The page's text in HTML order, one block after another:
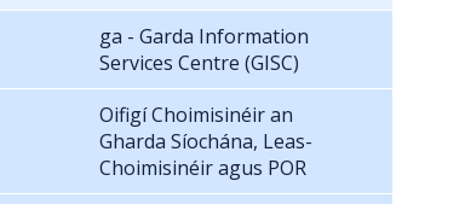
ga - Garda Information
Services Centre (GISC)
Oifigí Choimisinéir an
Gharda Síochána, Leas-
Choimisinéir agus POR